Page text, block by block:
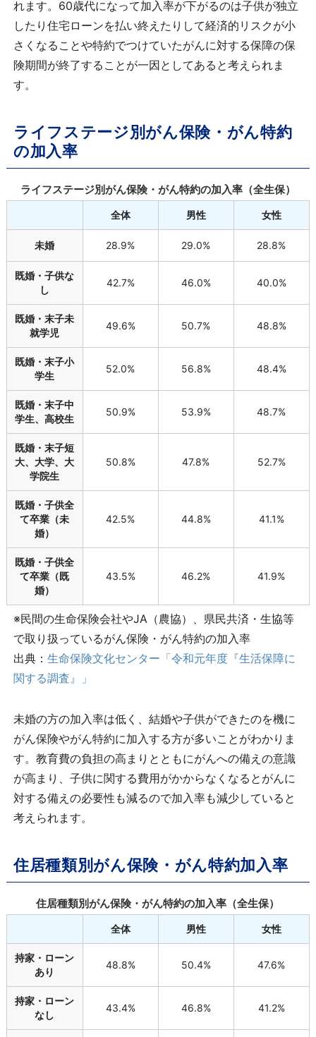
れます。60歳代になって加入率が下がるのは子供が独立
したり住宅ローンを払い終えたりして経済的リスクが小
さくなることや特約でつけていたがんに対する保障の保
険期間が終了することが一因としてあると考えられま
す。
ライフステージ別がん保険・がん特約
の加入率
ライフステージ別がん保険・がん特約の加入率（全生保）
全体 男性 女性
未婚 28.9% 29.0% 28.8%
既婚・子供な
し
42.7% 46.0% 40.0%
既婚・末子未
就学児
49.6% 50.7% 48.8%
既婚・末子小
学生
52.0% 56.8% 48.4%
既婚・末子中
学生、高校生
50.9% 53.9% 48.7%
既婚・末子短
大、大学、大
学院生
50.8% 47.8% 52.7%
既婚・子供全
て卒業（未
婚）
42.5% 44.8% 41.1%
既婚・子供全
て卒業（既
婚）
43.5% 46.2% 41.9%
※民間の生命保険会社やJA（農協）、県民共済・生協等
で取り扱っているがん保険・がん特約の加入率
出典： 生命保険文化センター「令和元年度『生活保障に
関する調査』」
未婚の方の加入率は低く、結婚や子供ができたのを機に
がん保険やがん特約に加入する方が多いことがわかりま
す。教育費の負担の高まりとともにがんへの備えの意識
が高まり、子供に関する費用がかからなくなるとがんに
対する備えの必要性も減るので加入率も減少していると
考えられます。
住居種類別がん保険・がん特約加入率
住居種類別がん保険・がん特約の加入率（全生保）
全体 男性 女性
持家・ローン
あり
48.8% 50.4% 47.6%
持家・ローン
なし
43.4% 46.8% 41.2%